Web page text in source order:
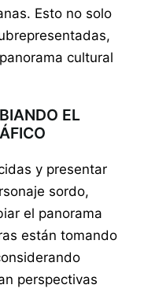
Esto no solo
cultural
EL
y presentar
sordo,
el panorama
están tomando
perspectivas